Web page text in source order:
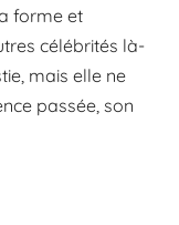
forme et
célébrités là-
mais elle ne
passée, son